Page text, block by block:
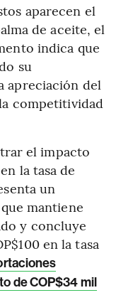
aparecen el
de aceite, el
indica que
su
apreciación del
competitividad
el impacto
la tasa de
un
mantiene
y concluye
en la tasa
de COP$34 mil